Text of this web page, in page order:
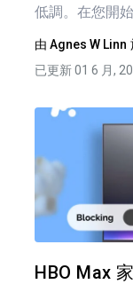
低調。在您開
由 Agnes W Linn
已更新 01 6 月,
HBO Max